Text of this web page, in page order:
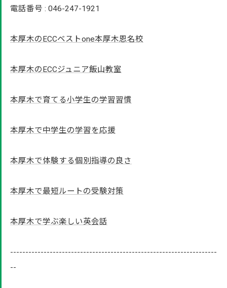
電話番号 : 046-247-1921
本厚木のECCベストone本厚木恩名校
本厚木のECCジュニア飯山教室
本厚木で育てる小学生の学習習慣
本厚木で中学生の学習を応援
本厚木で体験する個別指導の良さ
本厚木で最短ルートの受験対策
本厚木で学ぶ楽しい英会話
--------------------------------------------------------------------
--